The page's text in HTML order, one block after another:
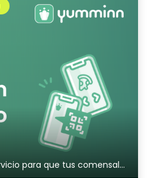
Herramienta de autoservicio para que tus comensales pidan y paguen desde sus móviles.